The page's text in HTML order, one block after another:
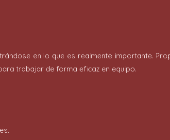
en lo que es realmente importante.
trabajar de forma eficaz en equipo.